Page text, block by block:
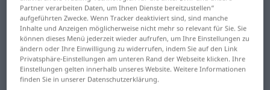
Türkisch-Deutsch Wörterbuch R
Wörter auf Türkisch, die mit R
beginnen
Partner verarbeiten Daten, um Ihnen Dienste bereitzustellen“
aufgeführten Zwecke. Wenn Tracker deaktiviert sind, sind manche
Inhalte und Anzeigen möglicherweise nicht mehr so relevant für Sie. Sie
können dieses Menü jederzeit wieder aufrufen, um Ihre Einstellungen zu
ändern oder Ihre Einwilligung zu widerrufen, indem Sie auf den Link
Privatsphäre-Einstellungen am unteren Rand der Webseite klicken. Ihre
Einstellungen gelten innerhalb unseres Website. Weitere Informationen
finden Sie in unserer Datenschutzerklärung.